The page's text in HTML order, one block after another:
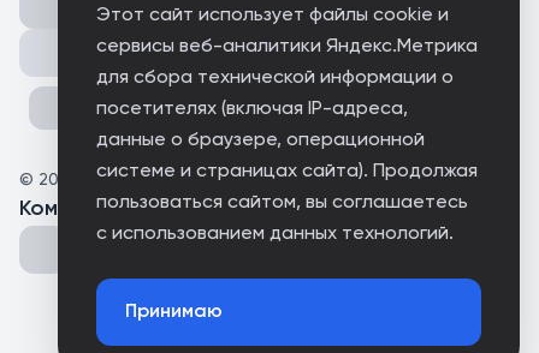
Этот сайт использует файлы cookie и
сервисы веб-аналитики Яндекс.Метрика
для сбора технической информации о
посетителях (включая IP-адреса,
данные о браузере, операционной
системе и страницах сайта). Продолжая
пользоваться сайтом, вы соглашаетесь
с использованием данных технологий.
Принимаю
Поделиться
© 2026 Parental Advisory
Комментарии(0 )